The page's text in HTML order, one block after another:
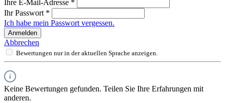
Ihre E-Mail-Adresse *
Ihr Passwort *
Ich habe mein Passwort vergessen.
Anmelden
Abbrechen
Bewertungen nur in der aktuellen Sprache anzeigen.
Keine Bewertungen gefunden. Teilen Sie Ihre Erfahrungen mit
anderen.